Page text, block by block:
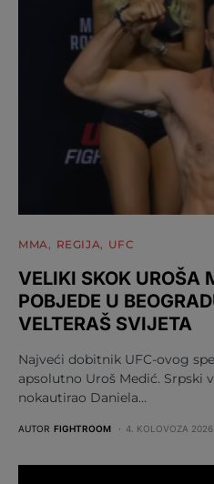
MMA REGIJA UFC
VELIKI SKOK UROŠA
POBJEDE U
VELTERAŠ SVIJETA
Najveći dobitnik UFC-ovog
apsolutno Uroš Medić. Srpski
nokautirao Daniela…
AUTOR FIGHTROOM 4. KOLOVOZA